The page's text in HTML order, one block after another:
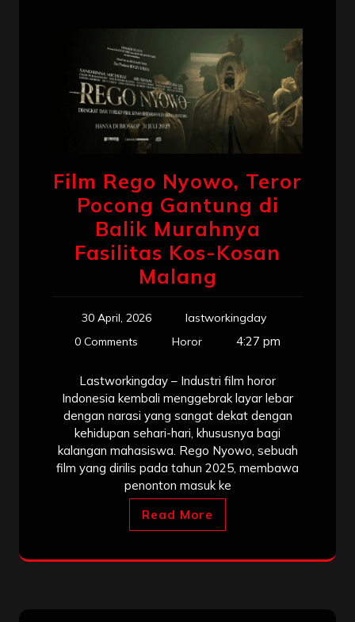
Film Rego Nyowo, Teror
Pocong Gantung di
Balik Murahnya
Fasilitas Kos-Kosan
Malang
30 April, 2026
lastworkingday
0 Comments
Horor 4:27 pm
Lastworkingday – Industri film horor
Indonesia kembali menggebrak layar lebar
dengan narasi yang sangat dekat dengan
kehidupan sehari-hari, khususnya bagi
kalangan mahasiswa. Rego Nyowo, sebuah
film yang dirilis pada tahun 2025, membawa
penonton masuk ke
Read More